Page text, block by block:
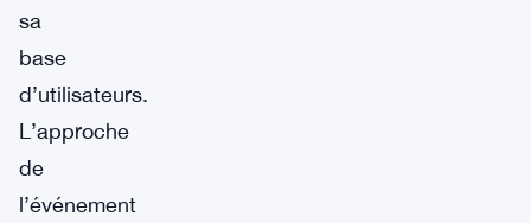
sa
base
d’utilisateurs.
L’approche
de
l’événement